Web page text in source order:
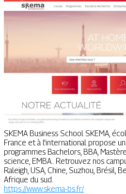
SKEMA Business School SKEMA,
France et à l'international propose
programmes Bachelors, BBA,
science, EMBA.. Retrouvez nos
Raleigh, USA, Chine, Suzhou, Brésil,
Afrique du sud.
https://www.skema-bs.fr/